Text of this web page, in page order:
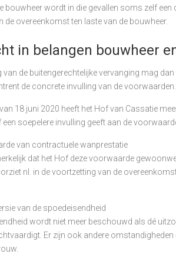
bouwheer wordt in die gevallen soms zelf
de overeenkomst ten laste van de bouwheer.
in belangen bouwheer
van de buitengerechtelijke vervanging mag
de concrete invulling van de voorwaarden.
18 juni 2020 heeft het Hof van Cassatie
een soepelere invulling geeft aan de
van contractuele wanprestatie
dat het Hof deze voorwaarde
nl. in de voortzetting van de
van de spoedeisendheid
wordt niet meer beschouwd als dé
Er zijn ook andere